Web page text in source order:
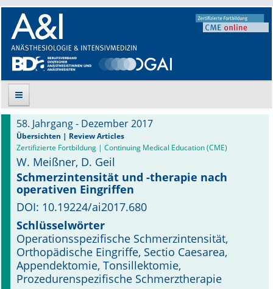
Suche
Aktuelle Ausgabe
Leitlinien
Supplements
Supplements OrphanAnesthesia
58. Jahrgang - Dezember 2017
Übersichten | Review Articles
Zertifizierte Fortbildung | Continuing Medical Education (CME)
W. Meißner, D. Geil
Schmerzintensität und -therapie nach
operativen Eingriffen
DOI: 10.19224/ai2017.680
Schlüsselwörter
Operationsspezifische Schmerzintensität,
Orthopädische Eingriffe, Sectio Caesarea,
Appendektomie, Tonsillektomie,
Prozedurenspezifische Schmerztherapie